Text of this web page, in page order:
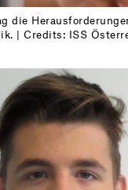
die
| Credits: ISS